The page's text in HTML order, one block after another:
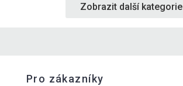
Zobrazit další kategorie
Pro zákazníky